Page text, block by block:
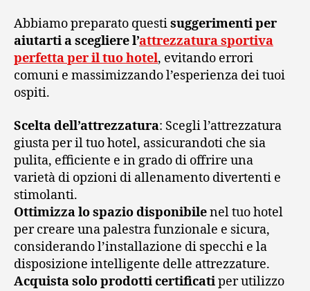
Abbiamo preparato questisuggerimenti per
aiutarti a scegliere l’attrezzatura sportiva
perfetta per il tuo hotel, evitando errori
comuni e massimizzando l’esperienza dei tuoi
ospiti.
Scelta dell’attrezzatura: Scegli l’attrezzatura
giusta per il tuo hotel, assicurandoti che sia
pulita, efficiente e in grado di offrire una
varietà di opzioni di allenamento divertenti e
stimolanti.
Ottimizza lo spazio disponibilenel tuo hotel
per creare una palestra funzionale e sicura,
considerando l’installazione di specchi e la
disposizione intelligente delle attrezzature.
Acquista solo prodotti certificatiper utilizzo